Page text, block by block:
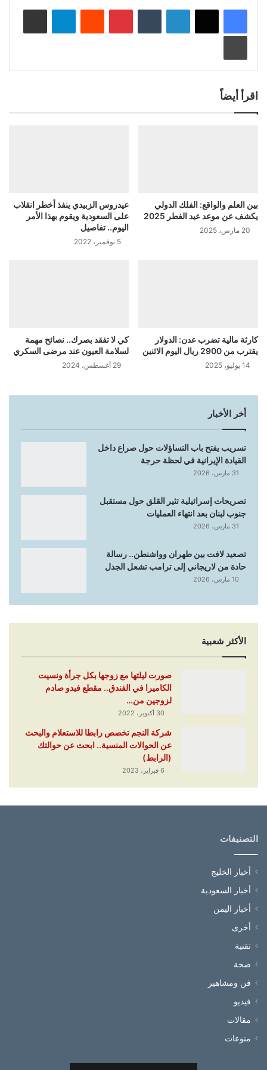
لينكدإن بينتيريست
اقرأ أيضاً
بين العلم والواقع: الفلك الدولي
يكشف عن موعد عيد الفطر 2025
20 مارس، 2025
عيدروس الزبيدي ينفذ أخطر انقلاب
على السعودية ويقوم بهذا الأمر
اليوم.. تفاصيل
5 نوفمبر، 2022
كارثة مالية تضرب عدن: الدولار
يقترب من 2900 ريال اليوم الاثنين
14 يوليو، 2025
كي لا تفقد بصرك.. نصائح مهمة
لسلامة العيون عند مرضى السكري
29 أغسطس، 2024
أخر الأخبار
تسريب يفتح باب التساؤلات حول صراع داخل
القيادة الإيرانية في لحظة حرجة
31 مارس، 2026
تصريحات إسرائيلية تثير القلق حول مستقبل
جنوب لبنان بعد انتهاء العمليات
31 مارس، 2026
تصعيد لافت بين طهران وواشنطن.. رسالة
حادة من لاريجاني إلى ترامب تشعل الجدل
10 مارس، 2026
الأكثر شعبية
صورت ليلتها مع زوجها بكل جرأة ونسيت
الكاميرا في الفندق.. مقطع فيدو صادم
لزوجين من…
30 أكتوبر، 2022
شركة النجم تخصص رابطا للاستعلام والبحث
عن الحوالات المنسية.. ابحث عن حوالتك
(الرابط)
6 فبراير، 2023
التصنيفات
أخبار الخليج
أخبار السعودية
أخبار اليمن
أخرى
تقنية
صحة
فن ومشاهير
فيديو
مقالات
منوعات